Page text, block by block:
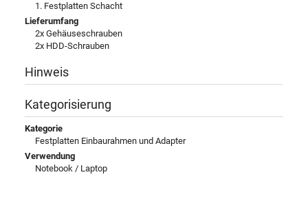
1. Festplatten Schacht
Lieferumfang
2x Gehäuseschrauben
2x HDD-Schrauben
Hinweis
Kategorisierung
Kategorie
Festplatten Einbaurahmen und Adapter
Verwendung
Notebook / Laptop